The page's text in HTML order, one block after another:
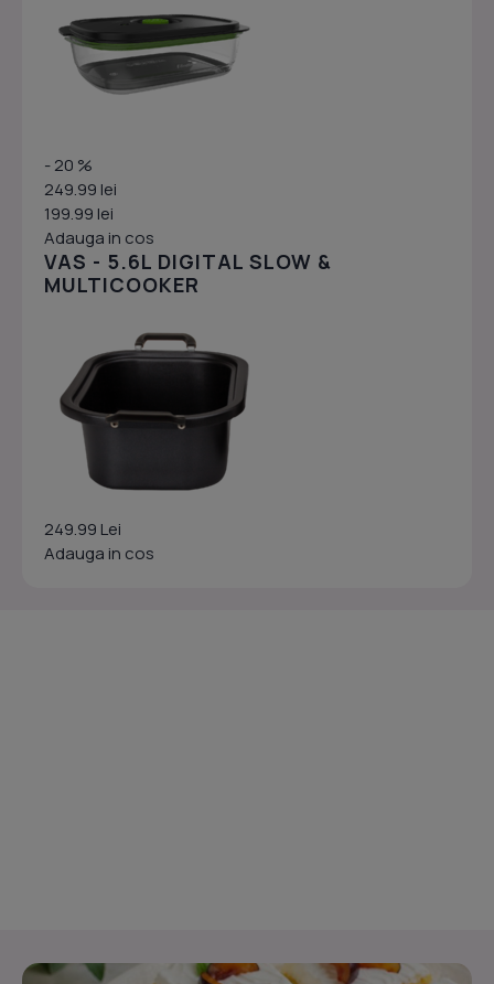
- 20 %
249.99 lei
199.99 lei
Adauga in cos
VAS - 5.6L DIGITAL SLOW &
MULTICOOKER
249.99 Lei
Adauga in cos